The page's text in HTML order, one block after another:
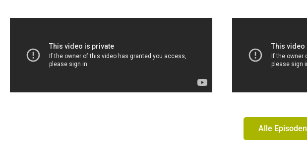
Alle Episoden